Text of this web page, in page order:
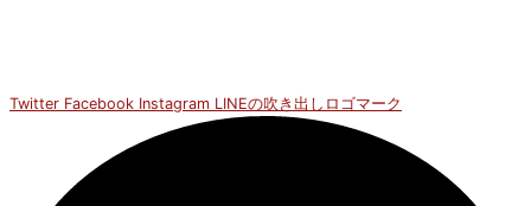
Twitter Facebook Instagram LINEの吹き出しロゴマーク